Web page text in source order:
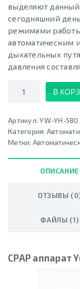
выделяют
сегодняшний
режимами работы
автоматическим
дыхательных
давления
Количество
В
Артикул:YW-YH-580
Категория:
Метки:
ОПИСАНИЕ
ОТЗЫВЫ
ФАЙЛЫ (1)
CPAP аппарат